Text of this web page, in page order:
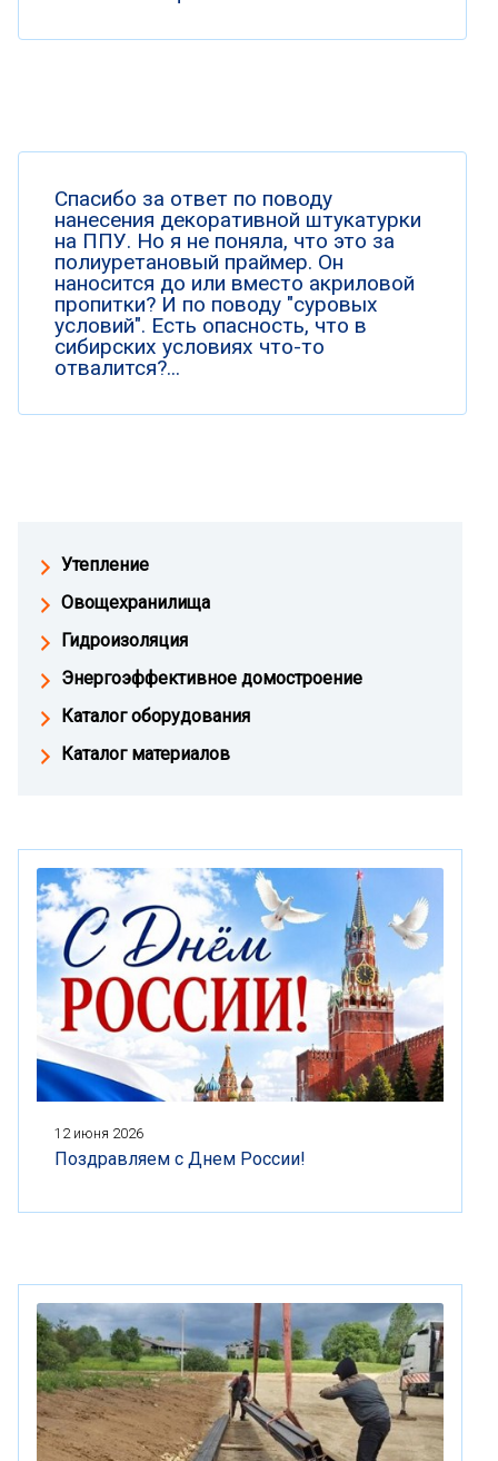
Спасибо за ответ по поводу
нанесения декоративной штукатурки
на ППУ. Но я не поняла, что это за
полиуретановый праймер. Он
наносится до или вместо акриловой
пропитки? И по поводу "суровых
условий". Есть опасность, что в
сибирских условиях что-то
отвалится?...
Утепление
Овощехранилища
Гидроизоляция
Энергоэффективное домостроение
Каталог оборудования
Каталог материалов
12 июня 2026
Поздравляем с Днем России!